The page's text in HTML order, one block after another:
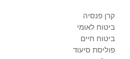
קרן פנסיה
ביטוח לאומי
ביטוח חיים
פוליסת סיעוד